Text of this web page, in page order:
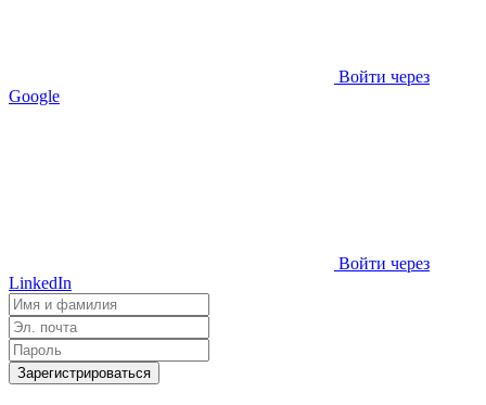
Войти через
Google
Войти через
LinkedIn
Зарегистрироваться